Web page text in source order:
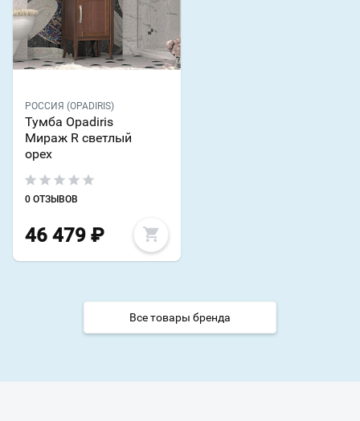
РОССИЯ (OPADIRIS)
Тумба Opadiris
Мираж R светлый
орех
0 ОТЗЫВОВ
46 479 ₽
Все товары бренда